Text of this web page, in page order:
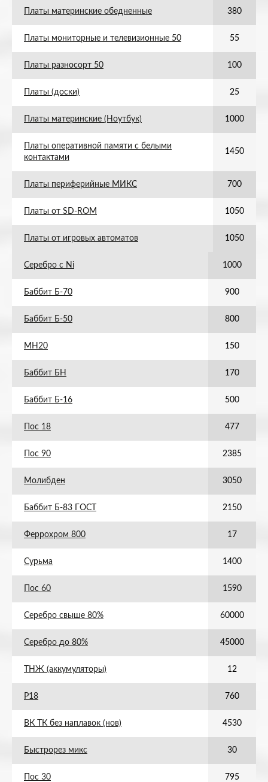
Платы материнские обедненные 380
Платы мониторные и телевизионные 50 55
Платы разносорт 50 100
Платы (доски) 25
Платы материнские (Ноутбук) 1000
Платы оперативной памяти с белыми
контактами
1450
Платы периферийные МИКС 700
Платы от SD-ROM 1050
Платы от игровых автоматов 1050
Серебро с Ni 1000
Баббит Б-70 900
Баббит Б-50 800
МН20 150
Баббит БН 170
Баббит Б-16 500
Пос 18 477
Пос 90 2385
Молибден 3050
Баббит Б-83 ГОСТ 2150
Феррохром 800 17
Сурьма 1400
Пос 60 1590
Серебро свыше 80% 60000
Серебро до 80% 45000
ТНЖ (аккумуляторы) 12
Р18 760
ВК ТК без наплавок (нов) 4530
Быстрорез микс 30
Пос 30 795